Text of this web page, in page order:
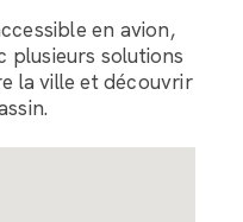
en avion,
plusieurs solutions
la ville et découvrir